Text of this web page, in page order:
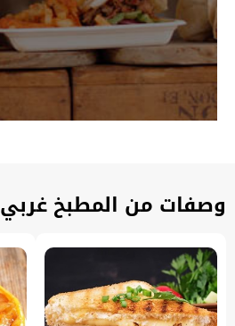
وصفات من المطبخ غربي